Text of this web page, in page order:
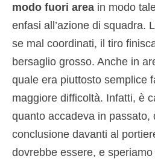
modo fuori area in modo
enfasi all’azione di squadra.
se mal coordinati, il tiro
bersaglio grosso. Anche in
quale era piuttosto semplice
maggiore difficoltà. Infatti, è
quanto accadeva in passato,
conclusione davanti al
dovrebbe essere, e